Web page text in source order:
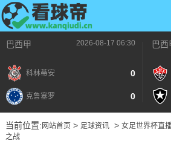
巴西甲 2026-08-17 06:30
科林蒂安 0
克鲁塞罗 0
巴西
当前位置: 网站首页> 足球资讯> 女足世界杯直
之战